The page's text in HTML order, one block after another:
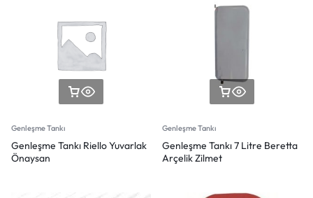
Genleşme Tankı
Genleşme Tankı Riello Yuvarlak
Önaysan
Genleşme Tankı
Genleşme Tankı 7 Litre Beretta
Arçelik Zilmet